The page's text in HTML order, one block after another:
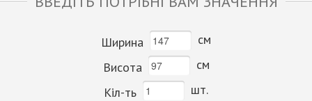
Ширина
см
Висота
см
Кіл-ть
шт.